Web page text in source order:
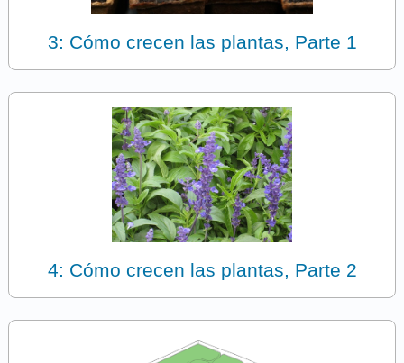
3: Cómo crecen las plantas, Parte 1
4: Cómo crecen las plantas, Parte 2